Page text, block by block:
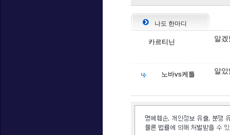
나도 한마디
카르티닌 알겠
노바vs케틀 알았